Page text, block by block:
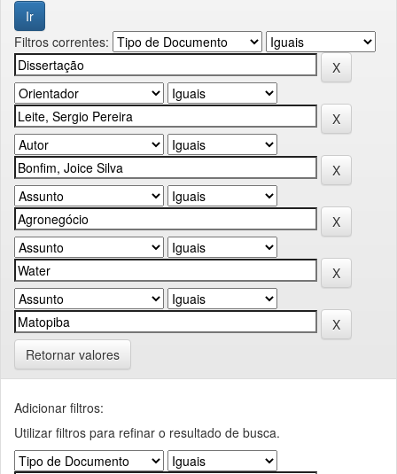
Filtros correntes:
Retornar valores
Adicionar filtros:
Utilizar filtros para refinar o resultado de busca.